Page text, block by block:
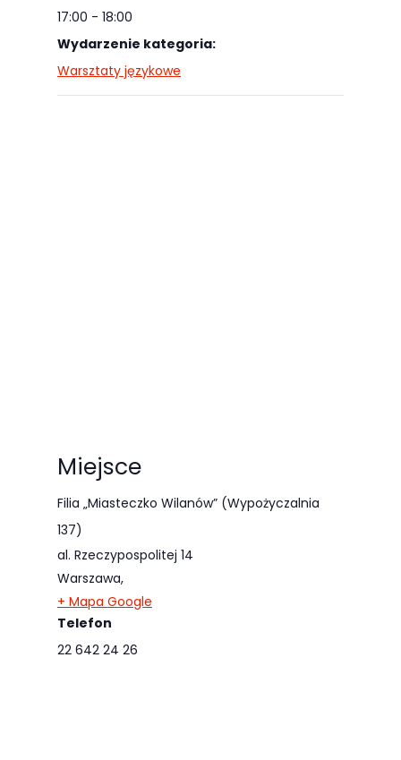
17:00 - 18:00
Wydarzenie kategoria:
Warsztaty językowe
Miejsce
Filia „Miasteczko Wilanów” (Wypożyczalnia
137)
al. Rzeczypospolitej 14
Warszawa,
+ Mapa Google
Telefon
22 642 24 26
Marketing
Udostępniając